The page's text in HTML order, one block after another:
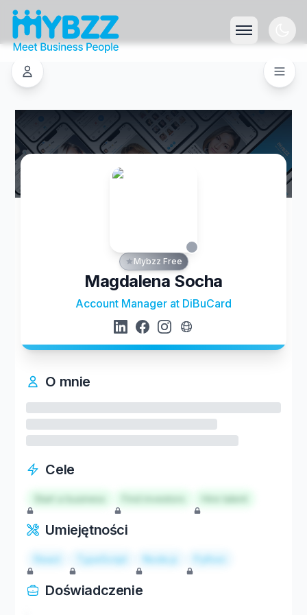
Mybzz Free
Magdalena Socha
Account Manager at DiBuCard
O mnie
Cele
Start a business Hire talent
Umiejętności
React TypeScript Node.js Python
Doświadczenie